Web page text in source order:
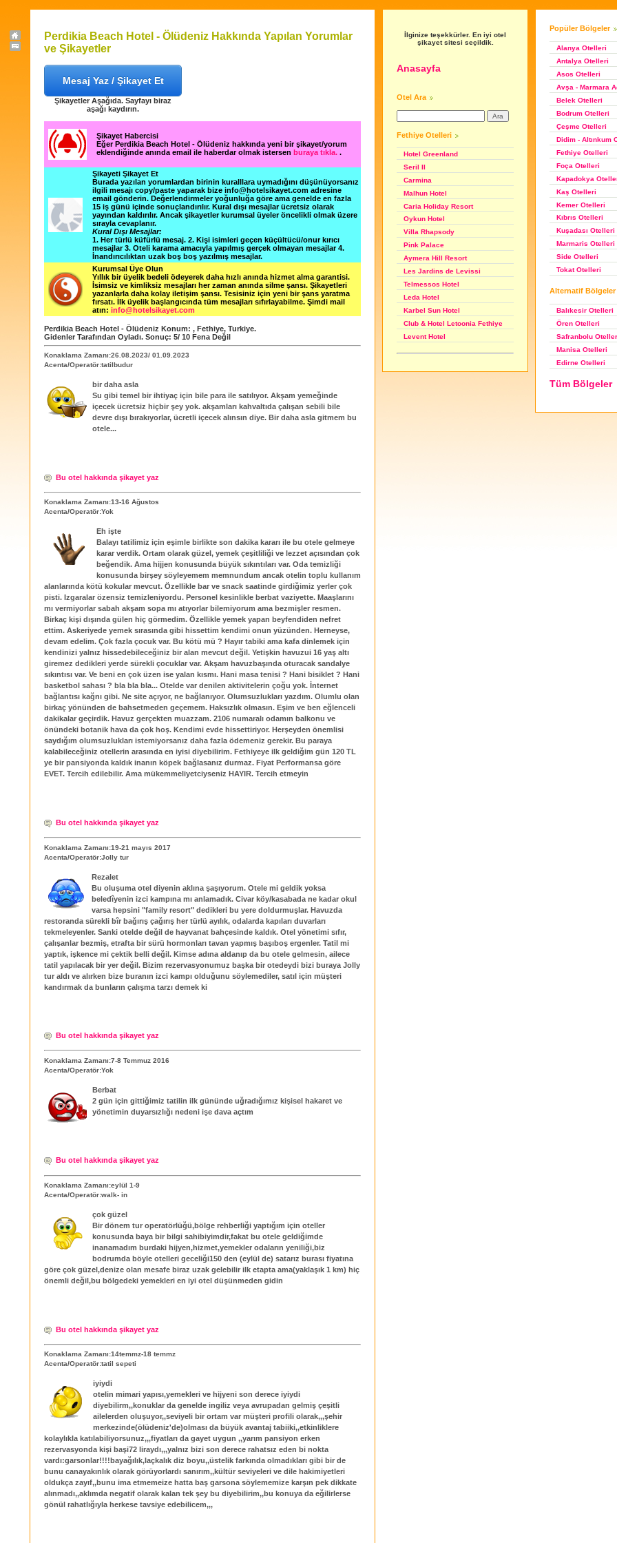
Perdikia Beach Hotel - Ölüdeniz Hakkında Yapılan Yorumlar
ve Şikayetler
Mesaj Yaz / Şikayet Et
Şikayetler Aşağıda. Sayfayı biraz
aşağı kaydırın.
Şikayet Habercisi
Eğer Perdikia Beach Hotel - Ölüdeniz hakkında yeni bir şikayet/yorum
eklendiğinde anında email ile haberdar olmak istersen buraya tıkla. .
Şikayeti Şikayet Et
Burada yazılan yorumlardan birinin kuralllara uymadığını düşünüyorsanız
ilgili mesajı copy/paste yaparak bize info@hotelsikayet.com adresine
email gönderin. Değerlendirmeler yoğunluğa göre ama genelde en fazla
15 iş günü içinde sonuçlandırılır. Kural dışı mesajlar ücretsiz olarak
yayından kaldırılır. Ancak şikayetler kurumsal üyeler öncelikli olmak üzere
sırayla cevaplanır.
Kural Dışı Mesajlar:
1. Her türlü küfürlü mesaj. 2. Kişi isimleri geçen küçültücü/onur kırıcı
mesajlar 3. Oteli karama amacıyla yapılmış gerçek olmayan mesajlar 4.
İnandırıcılıktan uzak boş boş yazılmış mesajlar.
Kurumsal Üye Olun
Yıllık bir üyelik bedeli ödeyerek daha hızlı anında hizmet alma garantisi.
İsimsiz ve kimliksiz mesajları her zaman anında silme şansı. Şikayetleri
yazanlarla daha kolay iletişim şansı. Tesisiniz için yeni bir şans yaratma
fırsatı. İlk üyelik başlangıcında tüm mesajları sıfırlayabilme. Şimdi mail
atın: info@hotelsikayet.com
Perdikia Beach Hotel - Ölüdeniz Konum: , Fethiye, Turkiye.
Gidenler Tarafından Oyladı. Sonuç: 5/ 10 Fena Değil
Konaklama Zamanı:26.08.2023/ 01.09.2023
Acenta/Operatör:tatilbudur
bir daha asla
Su gibi temel bir ihtiyaç için bile para ile satılıyor. Akşam yemeğinde
içecek ücretsiz hiçbir şey yok. akşamları kahvaltıda çalışan sebili bile
devre dışı bırakıyorlar, ücretli içecek alınsın diye. Bir daha asla gitmem bu
otele...
Bu otel hakkında şikayet yaz
Konaklama Zamanı:13-16 Ağustos
Acenta/Operatör:Yok
Eh işte
Balayı tatilimiz için eşimle birlikte son dakika kararı ile bu otele gelmeye
karar verdik. Ortam olarak güzel, yemek çeşitliliği ve lezzet açısından çok
beğendik. Ama hijjen konusunda büyük sıkıntıları var. Oda temizliği
konusunda birşey söyleyemem memnundum ancak otelin toplu kullanım
alanlarında kötü kokular mevcut. Özellikle bar ve snack saatinde girdiğimiz yerler çok
pisti. Izgaralar özensiz temizleniyordu. Personel kesinlikle berbat vaziyette. Maaşlarını
mı vermiyorlar sabah akşam sopa mı atıyorlar bilemiyorum ama bezmişler resmen.
Birkaç kişi dışında gülen hiç görmedim. Özellikle yemek yapan beyfendiden nefret
ettim. Askeriyede yemek sırasında gibi hissettim kendimi onun yüzünden. Herneyse,
devam edelim. Çok fazla çocuk var. Bu kötü mü ? Hayır tabiki ama kafa dinlemek için
kendinizi yalnız hissedebileceğiniz bir alan mevcut değil. Yetişkin havuzui 16 yaş altı
giremez dedikleri yerde sürekli çocuklar var. Akşam havuzbaşında oturacak sandalye
sıkıntısı var. Ve beni en çok üzen ise yalan kısmı. Hani masa tenisi ? Hani bisiklet ? Hani
basketbol sahası ? bla bla bla... Otelde var denilen aktivitelerin çoğu yok. İnternet
bağlantısı kağnı gibi. Ne site açıyor, ne bağlanıyor. Olumsuzlukları yazdım. Olumlu olan
birkaç yönünden de bahsetmeden geçemem. Haksızlık olmasın. Eşim ve ben eğlenceli
dakikalar geçirdik. Havuz gerçekten muazzam. 2106 numaralı odamın balkonu ve
önündeki botanik hava da çok hoş. Kendimi evde hissettiriyor. Herşeyden önemlisi
saydığım olumsuzlukları istemiyorsanız daha fazla ödemeniz gerekir. Bu paraya
kalabileceğiniz otellerin arasında en iyisi diyebilirim. Fethiyeye ilk geldiğim gün 120 TL
ye bir pansiyonda kaldık inanın köpek bağlasanız durmaz. Fiyat Performansa göre
EVET. Tercih edilebilir. Ama mükemmeliyetciyseniz HAYIR. Tercih etmeyin
Bu otel hakkında şikayet yaz
Konaklama Zamanı:19-21 mayıs 2017
Acenta/Operatör:Jolly tur
Rezalet
Bu oluşuma otel diyenin aklına şaşıyorum. Otele mi geldik yoksa
beledîyenin izci kampına mı anlamadık. Civar köy/kasabada ne kadar okul
varsa hepsini "family resort" dedikleri bu yere doldurmuşlar. Havuzda
restoranda sürekli bîr bağırış çağırış her türlü ayılık, odalarda kapıları duvarları
tekmeleyenler. Sanki otelde değil de hayvanat bahçesinde kaldık. Otel yönetimi sıfır,
çalışanlar bezmiş, etrafta bir sürü hormonları tavan yapmış başıboş ergenler. Tatil mi
yaptık, işkence mi çektik belli değil. Kimse adına aldanıp da bu otele gelmesin, ailece
tatil yapılacak bir yer değil. Bizim rezervasyonumuz başka bir otedeydi bizi buraya Jolly
tur aldı ve alırken bize buranın izci kampı olduğunu söylemediler, satıl için müşteri
kandırmak da bunların çalışma tarzı demek ki
Bu otel hakkında şikayet yaz
Konaklama Zamanı:7-8 Temmuz 2016
Acenta/Operatör:Yok
Berbat
2 gün için gittiğimiz tatilin ilk gününde uğradığımız kişisel hakaret ve
yönetimin duyarsızlığı nedeni işe dava açtım
Bu otel hakkında şikayet yaz
Konaklama Zamanı:eylül 1-9
Acenta/Operatör:walk- in
çok güzel
Bir dönem tur operatörlüğü,bölge rehberliği yaptığım için oteller
konusunda baya bir bilgi sahibiyimdir,fakat bu otele geldiğimde
inanamadım burdaki hijyen,hizmet,yemekler odaların yeniliği,biz
bodrumda böyle otelleri geceliği150 den (eylül de) satarız burası fiyatına
göre çok güzel,denize olan mesafe biraz uzak gelebilir ilk etapta ama(yaklaşık 1 km) hiç
önemli değil,bu bölgedeki yemekleri en iyi otel düşünmeden gidin
Bu otel hakkında şikayet yaz
Konaklama Zamanı:14temmz-18 temmz
Acenta/Operatör:tatil sepeti
iyiydi
otelin mimari yapısı,yemekleri ve hijyeni son derece iyiydi
diyebilirm,,konuklar da genelde ingiliz veya avrupadan gelmiş çeşitli
ailelerden oluşuyor,,seviyeli bir ortam var müşteri profili olarak,,,şehir
merkezinde(ölüdeniz'de)olması da büyük avantaj tabiiki,,etkinliklere
kolaylıkla katılabiliyorsunuz,,,fiyatları da gayet uygun ,,yarım pansiyon erken
rezervasyonda kişi başi72 liraydı,,,yalnız bizi son derece rahatsız eden bi nokta
vardı:garsonlar!!!!bayağılık,laçkalık diz boyu,,üstelik farkında olmadıkları gibi bir de
bunu canayakınlık olarak görüyorlardı sanırım,,kültür seviyeleri ve dile hakimiyetleri
oldukça zayıf,,bunu ima etmemeize hatta baş garsona söylememize karşın pek dikkate
alınmadı,,aklımda negatif olarak kalan tek şey bu diyebilirim,,bu konuya da eğilirlerse
gönül rahatlığıyla herkese tavsiye edebilicem,,,
İlginize teşekkürler. En iyi otel
şikayet sitesi seçildik.
Anasayfa
Otel Ara
Fethiye Otelleri
Hotel Greenland
Seril II
Carmina
Malhun Hotel
Caria Holiday Resort
Oykun Hotel
Villa Rhapsody
Pink Palace
Aymera Hill Resort
Les Jardins de Levissi
Telmessos Hotel
Leda Hotel
Karbel Sun Hotel
Club & Hotel Letoonia Fethiye
Levent Hotel
Popüler Bölgeler
Alanya Otelleri
Antalya Otelleri
Asos Otelleri
Avşa - Marmara
Belek Otelleri
Bodrum Otelleri
Çeşme Otelleri
Didim - Altınkum
Fethiye Otelleri
Foça Otelleri
Kapadokya
Kaş Otelleri
Kemer Otelleri
Kıbrıs Otelleri
Kuşadası Otelleri
Marmaris Otelleri
Side Otelleri
Tokat Otelleri
Alternatif Bölgeler
Balıkesir Otelleri
Ören Otelleri
Safranbolu
Manisa Otelleri
Edirne Otelleri
Tüm Bölgeler